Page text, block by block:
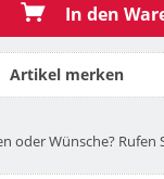
In den
Artikel merken
oder Wünsche? Rufen